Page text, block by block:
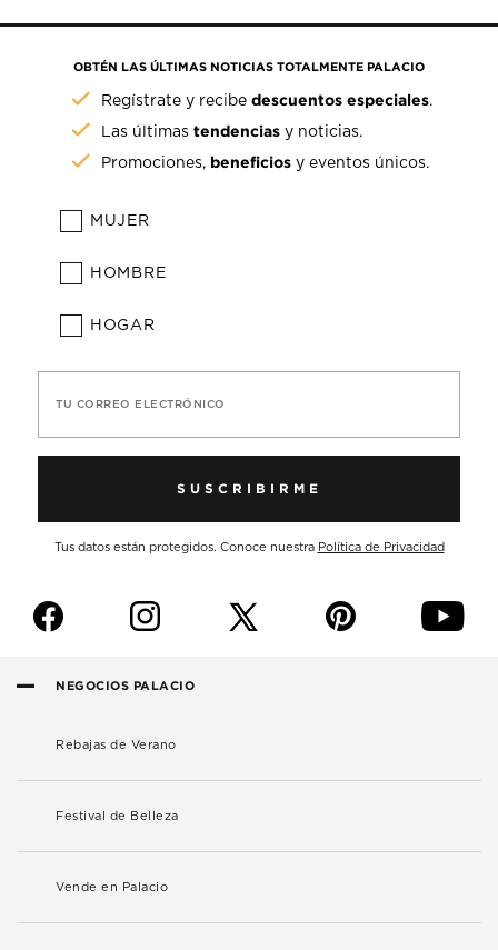
OBTÉN LAS ÚLTIMAS NOTICIAS TOTALMENTE PALACIO
Regístrate y recibedescuentos especiales.
Las últimastendencias y noticias.
Promociones, beneficios y eventos únicos.
MUJER
HOMBRE
HOGAR
TU CORREO ELECTRÓNICO
SUSCRIBIRME
Tus datos están protegidos. Conoce nuestra Política de Privacidad
f i p y
NEGOCIOS PALACIO
Rebajas de Verano
Festival de Belleza
Vende en Palacio